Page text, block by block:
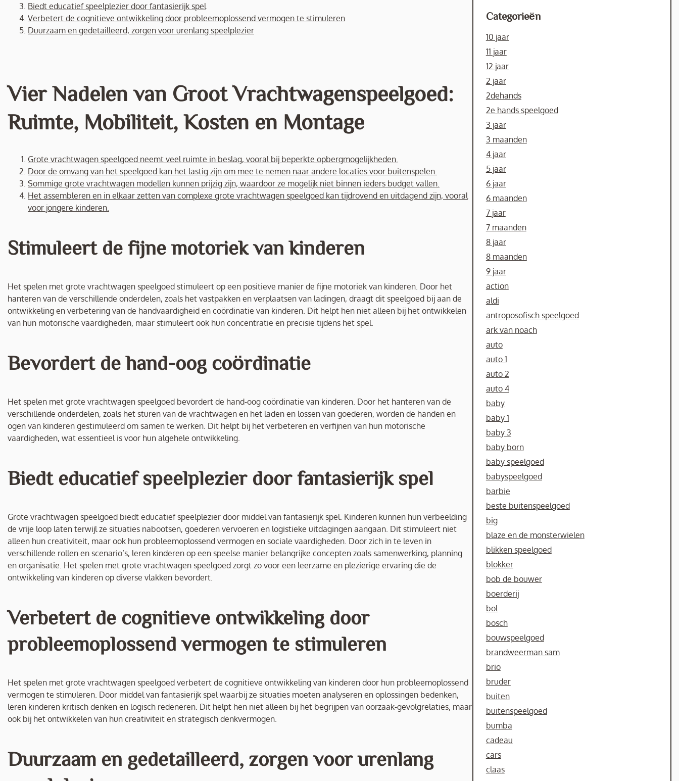
Biedt educatief speelplezier door fantasierijk spel
Verbetert de cognitieve ontwikkeling door probleemoplossend vermogen te stimuleren
Duurzaam en gedetailleerd, zorgen voor urenlang speelplezier
Vier Nadelen van Groot Vrachtwagenspeelgoed:
Ruimte, Mobiliteit, Kosten en Montage
Grote vrachtwagen speelgoed neemt veel ruimte in beslag, vooral bij beperkte opbergmogelijkheden.
Door de omvang van het speelgoed kan het lastig zijn om mee te nemen naar andere locaties voor buitenspelen.
Sommige grote vrachtwagen modellen kunnen prijzig zijn, waardoor ze mogelijk niet binnen ieders budget vallen.
Het assembleren en in elkaar zetten van complexe grote vrachtwagen speelgoed kan tijdrovend en uitdagend zijn, vooral
voor jongere kinderen.
Stimuleert de fijne motoriek van kinderen
Het spelen met grote vrachtwagen speelgoed stimuleert op een positieve manier de fijne motoriek van kinderen. Door het
hanteren van de verschillende onderdelen, zoals het vastpakken en verplaatsen van ladingen, draagt dit speelgoed bij aan de
ontwikkeling en verbetering van de handvaardigheid en coördinatie van kinderen. Dit helpt hen niet alleen bij het ontwikkelen
van hun motorische vaardigheden, maar stimuleert ook hun concentratie en precisie tijdens het spel.
Bevordert de hand-oog coördinatie
Het spelen met grote vrachtwagen speelgoed bevordert de hand-oog coördinatie van kinderen. Door het hanteren van de
verschillende onderdelen, zoals het sturen van de vrachtwagen en het laden en lossen van goederen, worden de handen en
ogen van kinderen gestimuleerd om samen te werken. Dit helpt bij het verbeteren en verfijnen van hun motorische
vaardigheden, wat essentieel is voor hun algehele ontwikkeling.
Biedt educatief speelplezier door fantasierijk spel
Grote vrachtwagen speelgoed biedt educatief speelplezier door middel van fantasierijk spel. Kinderen kunnen hun verbeelding
de vrije loop laten terwijl ze situaties nabootsen, goederen vervoeren en logistieke uitdagingen aangaan. Dit stimuleert niet
alleen hun creativiteit, maar ook hun probleemoplossend vermogen en sociale vaardigheden. Door zich in te leven in
verschillende rollen en scenario’s, leren kinderen op een speelse manier belangrijke concepten zoals samenwerking, planning
en organisatie. Het spelen met grote vrachtwagen speelgoed zorgt zo voor een leerzame en plezierige ervaring die de
ontwikkeling van kinderen op diverse vlakken bevordert.
Verbetert de cognitieve ontwikkeling door
probleemoplossend vermogen te stimuleren
Het spelen met grote vrachtwagen speelgoed verbetert de cognitieve ontwikkeling van kinderen door hun probleemoplossend
vermogen te stimuleren. Door middel van fantasierijk spel waarbij ze situaties moeten analyseren en oplossingen bedenken,
leren kinderen kritisch denken en logisch redeneren. Dit helpt hen niet alleen bij het begrijpen van oorzaak-gevolgrelaties, maar
ook bij het ontwikkelen van hun creativiteit en strategisch denkvermogen.
Duurzaam en gedetailleerd, zorgen voor urenlang
Categorieën
10 jaar
11 jaar
12 jaar
2 jaar
2dehands
2e hands speelgoed
3 jaar
3 maanden
4 jaar
5 jaar
6 jaar
6 maanden
7 jaar
7 maanden
8 jaar
8 maanden
9 jaar
action
aldi
antroposofisch speelgoed
ark van noach
auto
auto 1
auto 2
auto 4
baby
baby 1
baby 3
baby born
baby speelgoed
babyspeelgoed
barbie
beste buitenspeelgoed
big
blaze en de monsterwielen
blikken speelgoed
blokker
bob de bouwer
boerderij
bol
bosch
bouwspeelgoed
brandweerman sam
brio
bruder
buiten
buitenspeelgoed
bumba
cadeau
cars
claas